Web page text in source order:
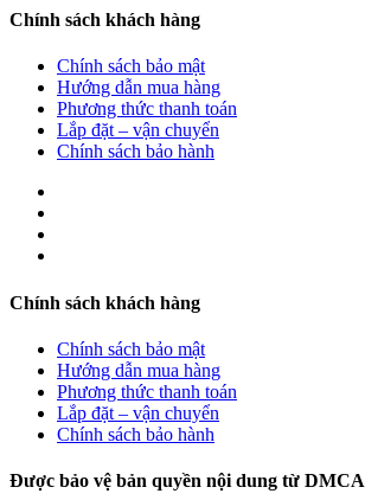
Chính sách khách hàng
Chính sách bảo mật
Hướng dẫn mua hàng
Phương thức thanh toán
Lắp đặt – vận chuyển
Chính sách bảo hành
Chính sách khách hàng
Chính sách bảo mật
Hướng dẫn mua hàng
Phương thức thanh toán
Lắp đặt – vận chuyển
Chính sách bảo hành
Được bảo vệ bản quyền nội dung từ DMCA